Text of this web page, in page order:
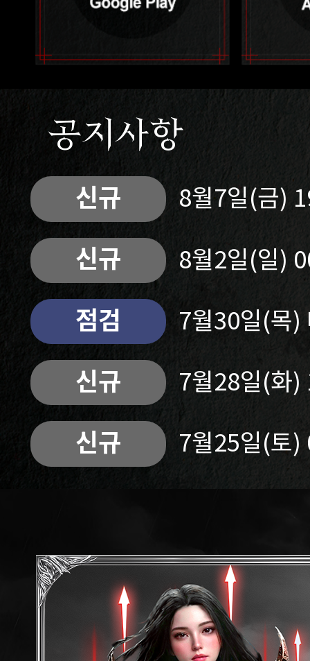
공지사항
신규 8월7일(금)
신규 8월2일(일)
점검 7월30일(목)
신규 7월28일(화
신규 7월25일(토